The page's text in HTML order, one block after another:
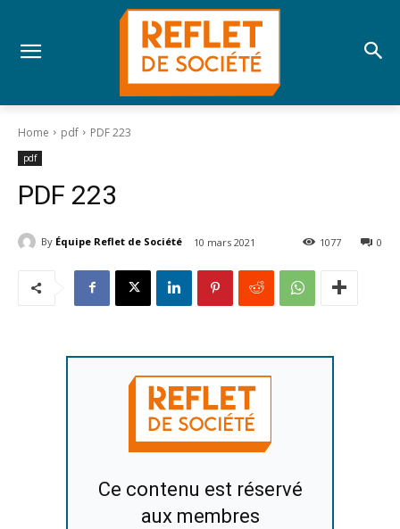
Home pdf PDF 223
pdf
PDF 223
By Équipe Reflet de Société 10 mars 2021 0
1077
Ce contenu est réservé
aux membres